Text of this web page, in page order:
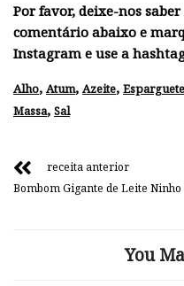
Por favor, deixe-nos
comentário abaixo e
Instagram e use a
Alho, Atum, Azeite, Esparguete
Massa, Sal
receita anterior
Bombom Gigante de Leite Ninho
You